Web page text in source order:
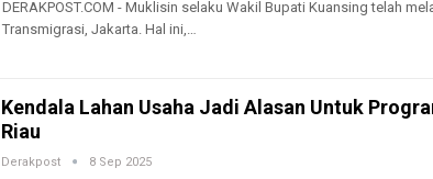
DERAKPOST.COM - Muklisin selaku Wakil Bupati Kuansing telah
Transmigrasi, Jakarta. Hal ini,…
Kendala Lahan Usaha Jadi Alasan Untuk
Riau
Derakpost 8 Sep 2025